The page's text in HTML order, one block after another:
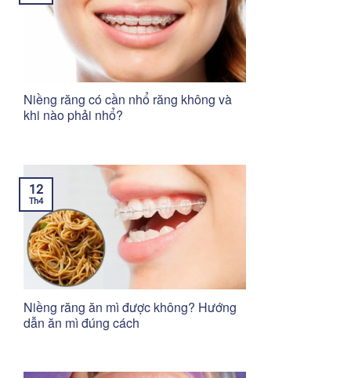
Niềng răng có cần nhổ răng không và
khi nào phải nhổ?
Niềng răng ăn mì được không? Hướng
dẫn ăn mì đúng cách
12
Th4